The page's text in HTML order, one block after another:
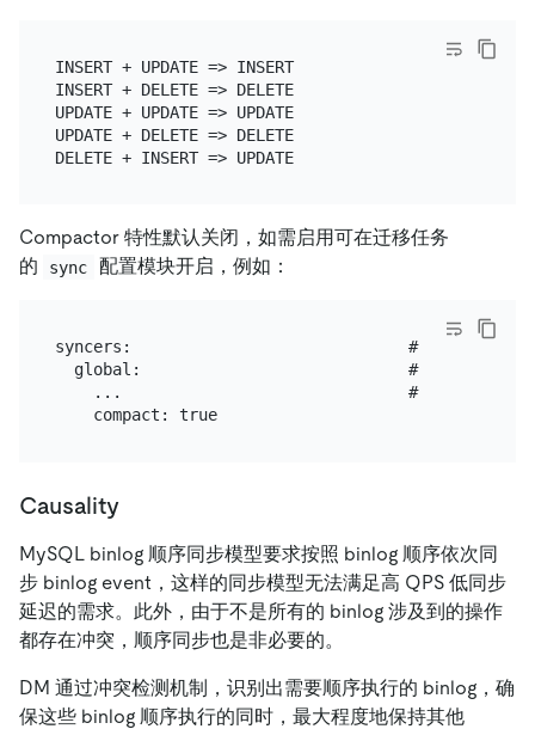
INSERT + UPDATE => INSERT
INSERT + DELETE => DELETE
UPDATE + UPDATE => UPDATE
UPDATE + DELETE => DELETE
DELETE + INSERT => UPDATE
Compactor 特性默认关闭，如需启用可在迁移任务
的
sync 配置模块开启，例如：
syncers:                             # sync 处理单元的
  global:                            # 配置名称
    ...                              # 省略其他配置
    compact: true
Causality
MySQL binlog 顺序同步模型要求按照 binlog 顺序依次同
步 binlog event，这样的同步模型无法满足高 QPS 低同步
延迟的需求。此外，由于不是所有的 binlog 涉及到的操作
都存在冲突，顺序同步也是非必要的。
DM 通过冲突检测机制，识别出需要顺序执行的 binlog，确
保这些 binlog 顺序执行的同时，最大程度地保持其他